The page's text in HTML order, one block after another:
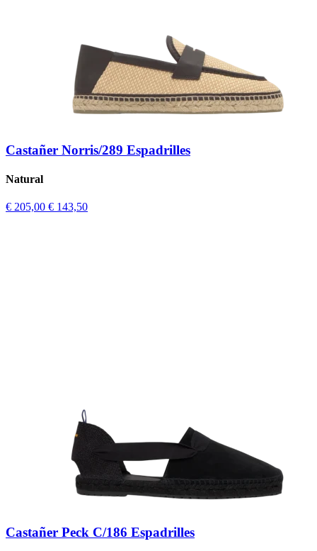
Castañer Norris/289 Espadrilles
Natural
€ 205,00 € 143,50
Castañer Peck C/186 Espadrilles